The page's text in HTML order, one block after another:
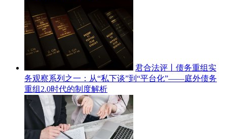
君合法评丨债务重组实
务观察系列之一：从“私下谈”到“平台化”——庭外债务
重组2.0时代的制度解析